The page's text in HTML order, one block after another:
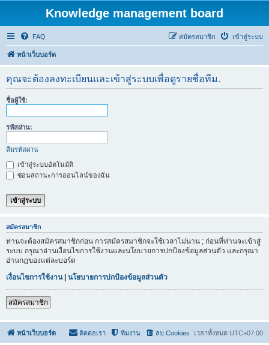
Knowledge management board
FAQ เข้าสู่ระบบ
สมัครสมาชิก
หน้าเว็บบอร์ด
คุณจะต้องลงทะเบียนและเข้าสู่ระบบเพื่อดูรายชื่อทีม.
ชื่อผู้ใช้:
รหัสผ่าน:
ลืมรหัสผ่าน
เข้าสู่ระบบอัตโนมัติ
ซ่อนสถานะการออนไลน์ของฉัน
สมัครสมาชิก
ท่านจะต้องสมัครสมาชิกก่อน การสมัครสมาชิกจะใช้เวลาไม่นาน ; ก่อนที่ท่านจะเข้าสู่
ระบบ กรุณาอ่านเงื่อนไขการใช้งานและนโยบายการปกป้องข้อมูลส่วนตัว และกรุณา
อ่านกฎของแต่ละบอร์ด
เงื่อนไขการใช้งาน| นโยบายการปกป้องข้อมูลส่วนตัว
สมัครสมาชิก
หน้าเว็บบอร์ด เวลาทั้งหมด UTC+07:00
ลบ Cookies
ทีมงาน
ติดต่อเรา